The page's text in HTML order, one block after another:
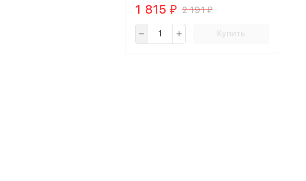
1 815 ₽ 2 191₽
Купить